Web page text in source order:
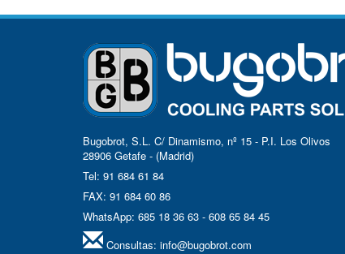
Bugobrot, S.L. C/ Dinamismo, nº 15 - P.I. Los Olivos
28906 Getafe - (Madrid)
Tel: 91 684 61 84
FAX: 91 684 60 86
WhatsApp: 685 18 36 63 - 608 65 84 45
Consultas: info@bugobrot.com